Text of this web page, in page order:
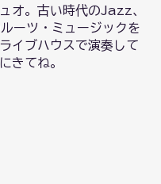
オ。古い時代のJazz、
ーツ・ミュージックを
イブハウスで演奏して
きてね。